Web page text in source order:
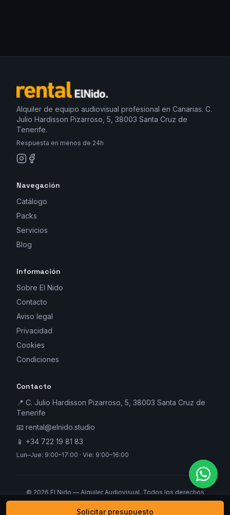
Alquiler de equipo audiovisual profesional en Canarias. C.
Julio Hardisson Pizarroso, 5, 38003 Santa Cruz de
Tenerife.
Respuesta en menos de 24h
Navegación
Catálogo
Packs
Servicios
Blog
Información
Sobre El Nido
Contacto
Aviso legal
Privacidad
Cookies
Condiciones
Contacto
📍 C. Julio Hardisson Pizarroso, 5, 38003 Santa Cruz de
Tenerife
📧 rental@elnido.studio
📱 +34 722 19 81 83
Lun–Jue: 9:00–17:00 · Vie: 9:00–16:00
© 2026 El Nido — Alquiler Audiovisual. Todos los derechos
reservados.
Solicitar presupuesto